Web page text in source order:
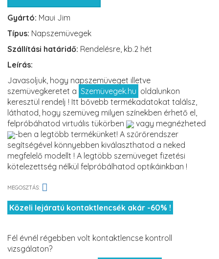
Gyártó: Maui Jim
Típus: Napszemüvegek
Szállítási határidő: Rendelésre, kb.2 hét
Leírás:
Javasoljuk, hogy napszemüveget illetve
szemüvegkeretet a Szemüvegek.hu oldalunkon
keresztül rendelj ! Itt bővebb termékadatokat találsz,
láthatod, hogy szemüveg milyen színekben érhető el,
felpróbáhatod virtuális tükörben
vagy megnézheted
-ben a legtöbb termékünket! A szűrőrendszer
segítségével könnyebben kiválaszthatod a neked
megfelelő modellt ! A legtöbb szemüveget fizetési
kötelezettség nélkül felpróbálhatod optikáinkban !
MEGOSZTÁS:
Közeli lejáratú kontaktlencsék akár -60% !
Fél évnél régebben volt kontaktlencse kontroll
vizsgálaton?